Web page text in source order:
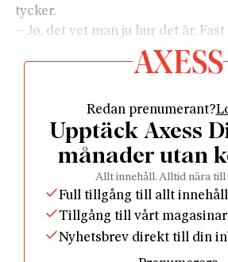
tycker.
– Jo, det vet man ju hur det är.
gästrummet, den river du väl nu i
– Nä du! Inte så länge hon sitter
på”, säger hon, fast han var här
– Jag trodde han var död, Åke?
– Jo, det är ju det också. Men
om han besöker från andra sidan.
– Men alltså. Fast det är liksom
med dom, det blir ju inte bättre
Redan prenumerant?
Upptäck Axess
månader utan
Allt innehåll. Alltid nära till
Full tillgång till allt innehåll
Tillgång till vårt
Nyhetsbrev direkt till din